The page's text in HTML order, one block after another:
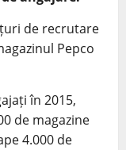
de recrutare
Pepco
în 2015,
de magazine
4.000 de